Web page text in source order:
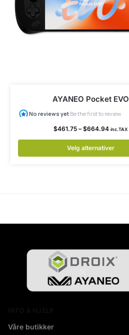
AYANEO Pocket EVO
$461.75 – $664.94 inc.TAX
Velg alternativer
Våre butikker